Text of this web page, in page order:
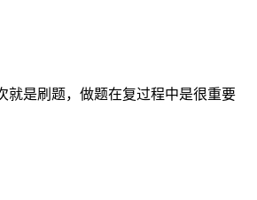
就是刷题，做题在复过程中是很重要